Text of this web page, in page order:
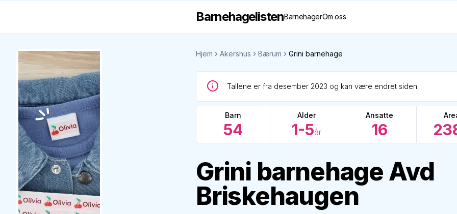
BarnehagelistenBarnehagerOm oss
Hjem Akershus Bærum Grini barnehage
Tallene er fra desember 2023 og kan være endret siden.
Barn
54
Alder
1-5år
Ansatte
16
Grini barnehage Avd
Briskehaugen